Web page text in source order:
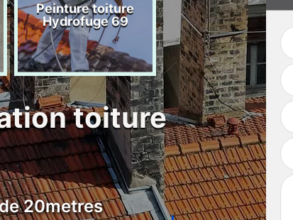
Peinture toiture
Hydrofuge 69
Réparation toiture
69
toiture
20metres